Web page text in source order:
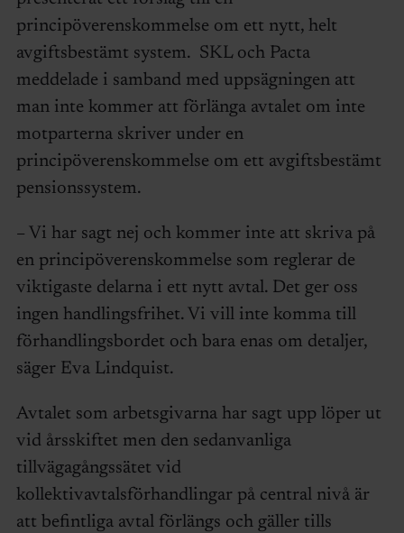
principöverenskommelse om ett nytt, helt
avgiftsbestämt system. SKL och Pacta
meddelade i samband med uppsägningen att
man inte kommer att förlänga avtalet om inte
motparterna skriver under en
principöverenskommelse om ett avgiftsbestämt
pensionssystem.
– Vi har sagt nej och kommer inte att skriva på
en principöverenskommelse som reglerar de
viktigaste delarna i ett nytt avtal. Det ger oss
ingen handlingsfrihet. Vi vill inte komma till
förhandlingsbordet och bara enas om detaljer,
säger Eva Lindquist.
Avtalet som arbetsgivarna har sagt upp löper ut
vid årsskiftet men den sedanvanliga
tillvägagångssätet vid
kollektivavtalsförhandlingar på central nivå är
att befintliga avtal förlängs och gäller tills